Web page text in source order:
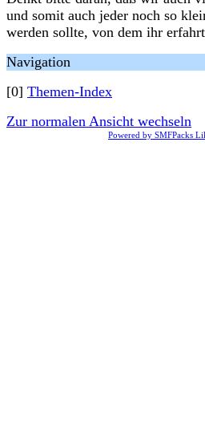
und somit auch jeder noch so
werden sollte, von dem ihr
Navigation
[0] Themen-Index
Zur normalen Ansicht wechseln
Powered by SMFPacks